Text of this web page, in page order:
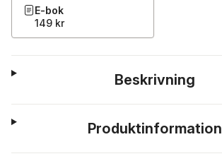
E-bok
149 kr
Beskrivning
Produktinformation